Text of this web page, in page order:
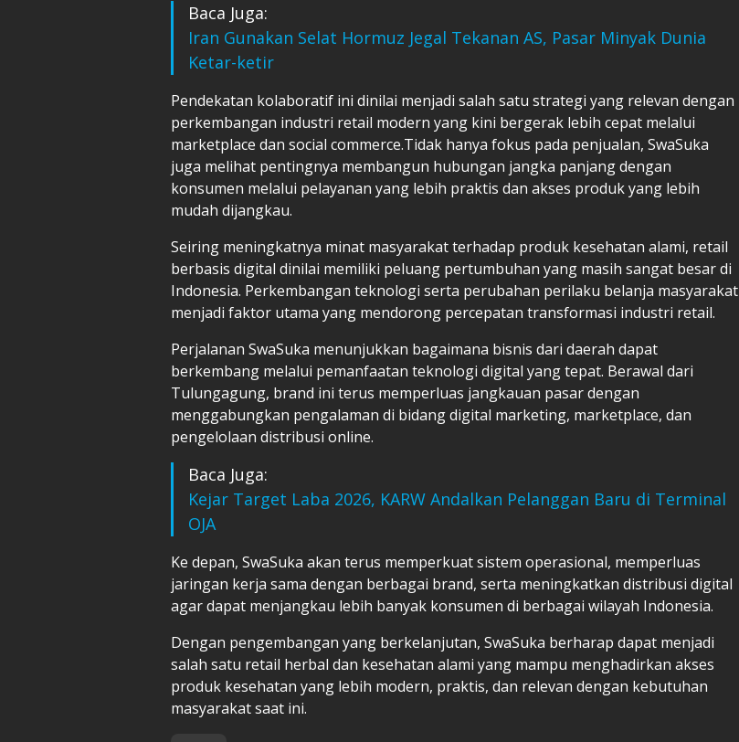
Baca Juga:
Iran Gunakan Selat Hormuz Jegal Tekanan AS, Pasar Minyak Dunia
Ketar-ketir
Pendekatan kolaboratif ini dinilai menjadi salah satu strategi yang relevan dengan
perkembangan industri retail modern yang kini bergerak lebih cepat melalui
marketplace dan social commerce.Tidak hanya fokus pada penjualan, SwaSuka
juga melihat pentingnya membangun hubungan jangka panjang dengan
konsumen melalui pelayanan yang lebih praktis dan akses produk yang lebih
mudah dijangkau.
Seiring meningkatnya minat masyarakat terhadap produk kesehatan alami, retail
berbasis digital dinilai memiliki peluang pertumbuhan yang masih sangat besar di
Indonesia. Perkembangan teknologi serta perubahan perilaku belanja masyarakat
menjadi faktor utama yang mendorong percepatan transformasi industri retail.
Perjalanan SwaSuka menunjukkan bagaimana bisnis dari daerah dapat
berkembang melalui pemanfaatan teknologi digital yang tepat. Berawal dari
Tulungagung, brand ini terus memperluas jangkauan pasar dengan
menggabungkan pengalaman di bidang digital marketing, marketplace, dan
pengelolaan distribusi online.
Baca Juga:
Kejar Target Laba 2026, KARW Andalkan Pelanggan Baru di Terminal
OJA
Ke depan, SwaSuka akan terus memperkuat sistem operasional, memperluas
jaringan kerja sama dengan berbagai brand, serta meningkatkan distribusi digital
agar dapat menjangkau lebih banyak konsumen di berbagai wilayah Indonesia.
Dengan pengembangan yang berkelanjutan, SwaSuka berharap dapat menjadi
salah satu retail herbal dan kesehatan alami yang mampu menghadirkan akses
produk kesehatan yang lebih modern, praktis, dan relevan dengan kebutuhan
masyarakat saat ini.